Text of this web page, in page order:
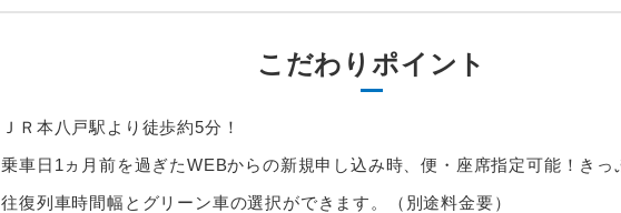
こだわりポイント
ＪＲ本八戸駅より徒歩約5分！
乗車日1ヵ月前を過ぎたWEBからの新規申し込み時、便・座席指定可能！きっ
往復列車時間幅とグリーン車の選択ができます。（別途料金要）